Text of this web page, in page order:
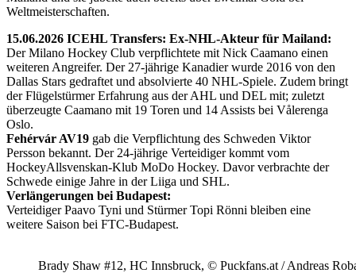
Weltmeisterschaften.
15.06.2026 ICEHL Transfers: Ex-NHL-Akteur für Mailand:
Der Milano Hockey Club verpflichtete mit Nick Caamano einen
weiteren Angreifer. Der 27-jährige Kanadier wurde 2016 von den
Dallas Stars gedraftet und absolvierte 40 NHL-Spiele. Zudem bringt
der Flügelstürmer Erfahrung aus der AHL und DEL mit; zuletzt
überzeugte Caamano mit 19 Toren und 14 Assists bei Vålerenga
Oslo.
Fehérvár AV19 gab die Verpflichtung des Schweden Viktor
Persson bekannt. Der 24-jährige Verteidiger kommt vom
HockeyAllsvenskan-Klub MoDo Hockey. Davor verbrachte der
Schwede einige Jahre in der Liiga und SHL.
Verlängerungen bei Budapest:
Verteidiger Paavo Tyni und Stürmer Topi Rönni bleiben eine
weitere Saison bei FTC-Budapest.
Brady Shaw #12, HC Innsbruck, © Puckfans.at / Andreas